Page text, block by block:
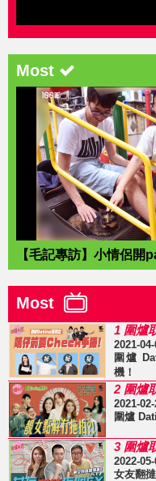
Most
【毛記專訪】小情侶開
Most
1 圍爐
2021-
圍爐
機！
2 圍爐
2021-
圍爐
3 圍爐
2022-
女友翻